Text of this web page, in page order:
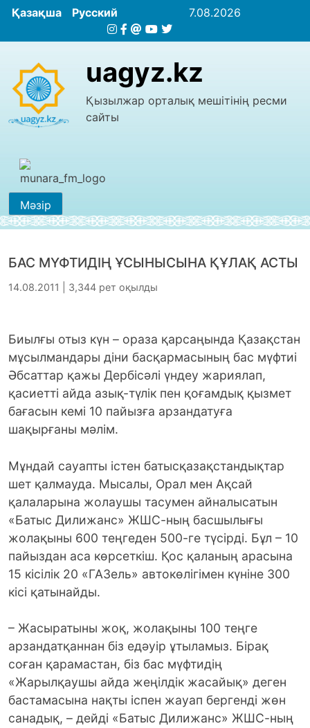
Қазақша Русский 7.08.2026
uagyz.kz
Қызылжар орталық мешітінің ресми
сайты
Мәзір
БАС МҮФТИДІҢ ҰСЫНЫСЫНА ҚҰЛАҚ АСТЫ
14.08.2011 | 3,344 рет оқылды
Биылғы отыз күн – ораза қарсаңында Қазақстан
мұсылмандары діни басқармасының бас мүфтиі
Әбсаттар қажы Дербісәлі үндеу жариялап,
қасиетті айда азық-түлік пен қоғамдық қызмет
бағасын кемі 10 пайызға арзандатуға
шақырғаны мәлім.
Мұндай сауапты істен батысқазақстандықтар
шет қалмауда. Мысалы, Орал мен Ақсай
қалаларына жолаушы тасумен айналысатын
«Батыс Дилижанс» ЖШС-ның басшылығы
жолақыны 600 теңгеден 500-ге түсірді. Бұл – 10
пайыздан аса көрсеткіш. Қос қаланың арасына
15 кісілік 20 «ГАЗель» автокөлігімен күніне 300
кісі қатынайды.
– Жасыратыны жоқ, жолақыны 100 теңге
арзандатқаннан біз едәуір ұтыламыз. Бірақ
соған қарамастан, біз бас мүфтидің
«Жарылқаушы айда жеңілдік жасайық» деген
бастамасына нақты іспен жауап бергенді жөн
санадық, – дейді «Батыс Дилижанс» ЖШС-ның